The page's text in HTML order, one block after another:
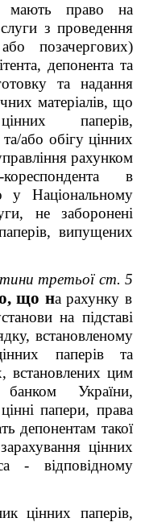
мають право на
з проведення
позачергових)
депонента та
та надання
матеріалів, що
паперів,
або обігу цінних
рахунком
в
у Національному
не заборонені
випущених
третьої ст. 5
що на рахунку в
на підставі
встановленому
паперів та
встановлених цим
України,
папери, права
депонентам такої
цінних
- відповідному
цінних паперів,